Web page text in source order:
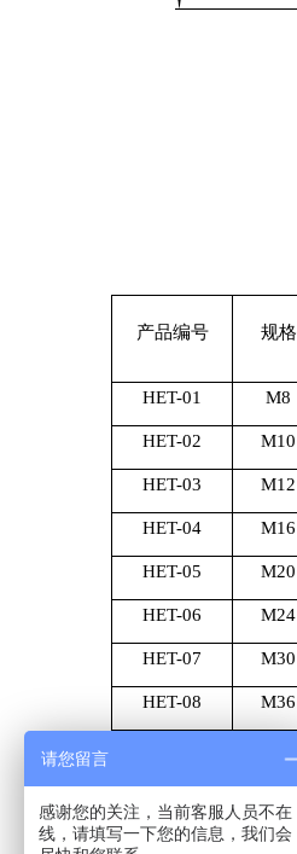
产品编号 规格
HET-01 M8
HET-02 M10
HET-03 M12
HET-04 M16
HET-05 M20
HET-06 M24
HET-07 M30
HET-08 M36
请您留言
感谢您的关注，当前客服人员不在
线，请填写一下您的信息，我们会